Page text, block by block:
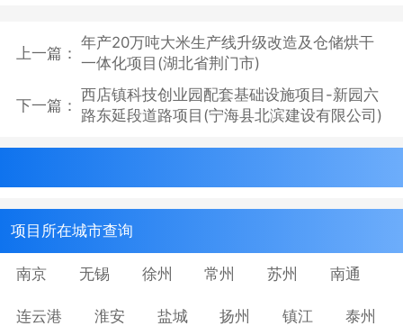
上一篇：
年产20万吨大米生产线升级改造及仓储烘干
一体化项目(湖北省荆门市)
下一篇：
西店镇科技创业园配套基础设施项目-新园六
路东延段道路项目(宁海县北滨建设有限公司)
项目所在城市查询
南京 无锡 徐州 常州 苏州 南通
连云港 淮安 盐城 扬州 镇江 泰州